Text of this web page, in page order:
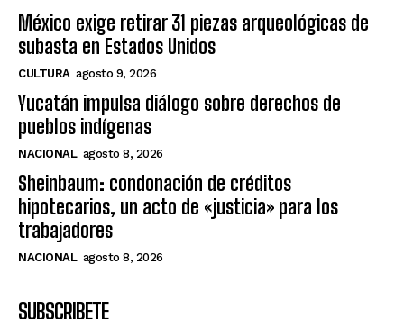
México exige retirar 31 piezas arqueológicas de
subasta en Estados Unidos
CULTURA agosto 9, 2026
Yucatán impulsa diálogo sobre derechos de
pueblos indígenas
NACIONAL agosto 8, 2026
Sheinbaum: condonación de créditos
hipotecarios, un acto de «justicia» para los
trabajadores
NACIONAL agosto 8, 2026
SUBSCRIBETE